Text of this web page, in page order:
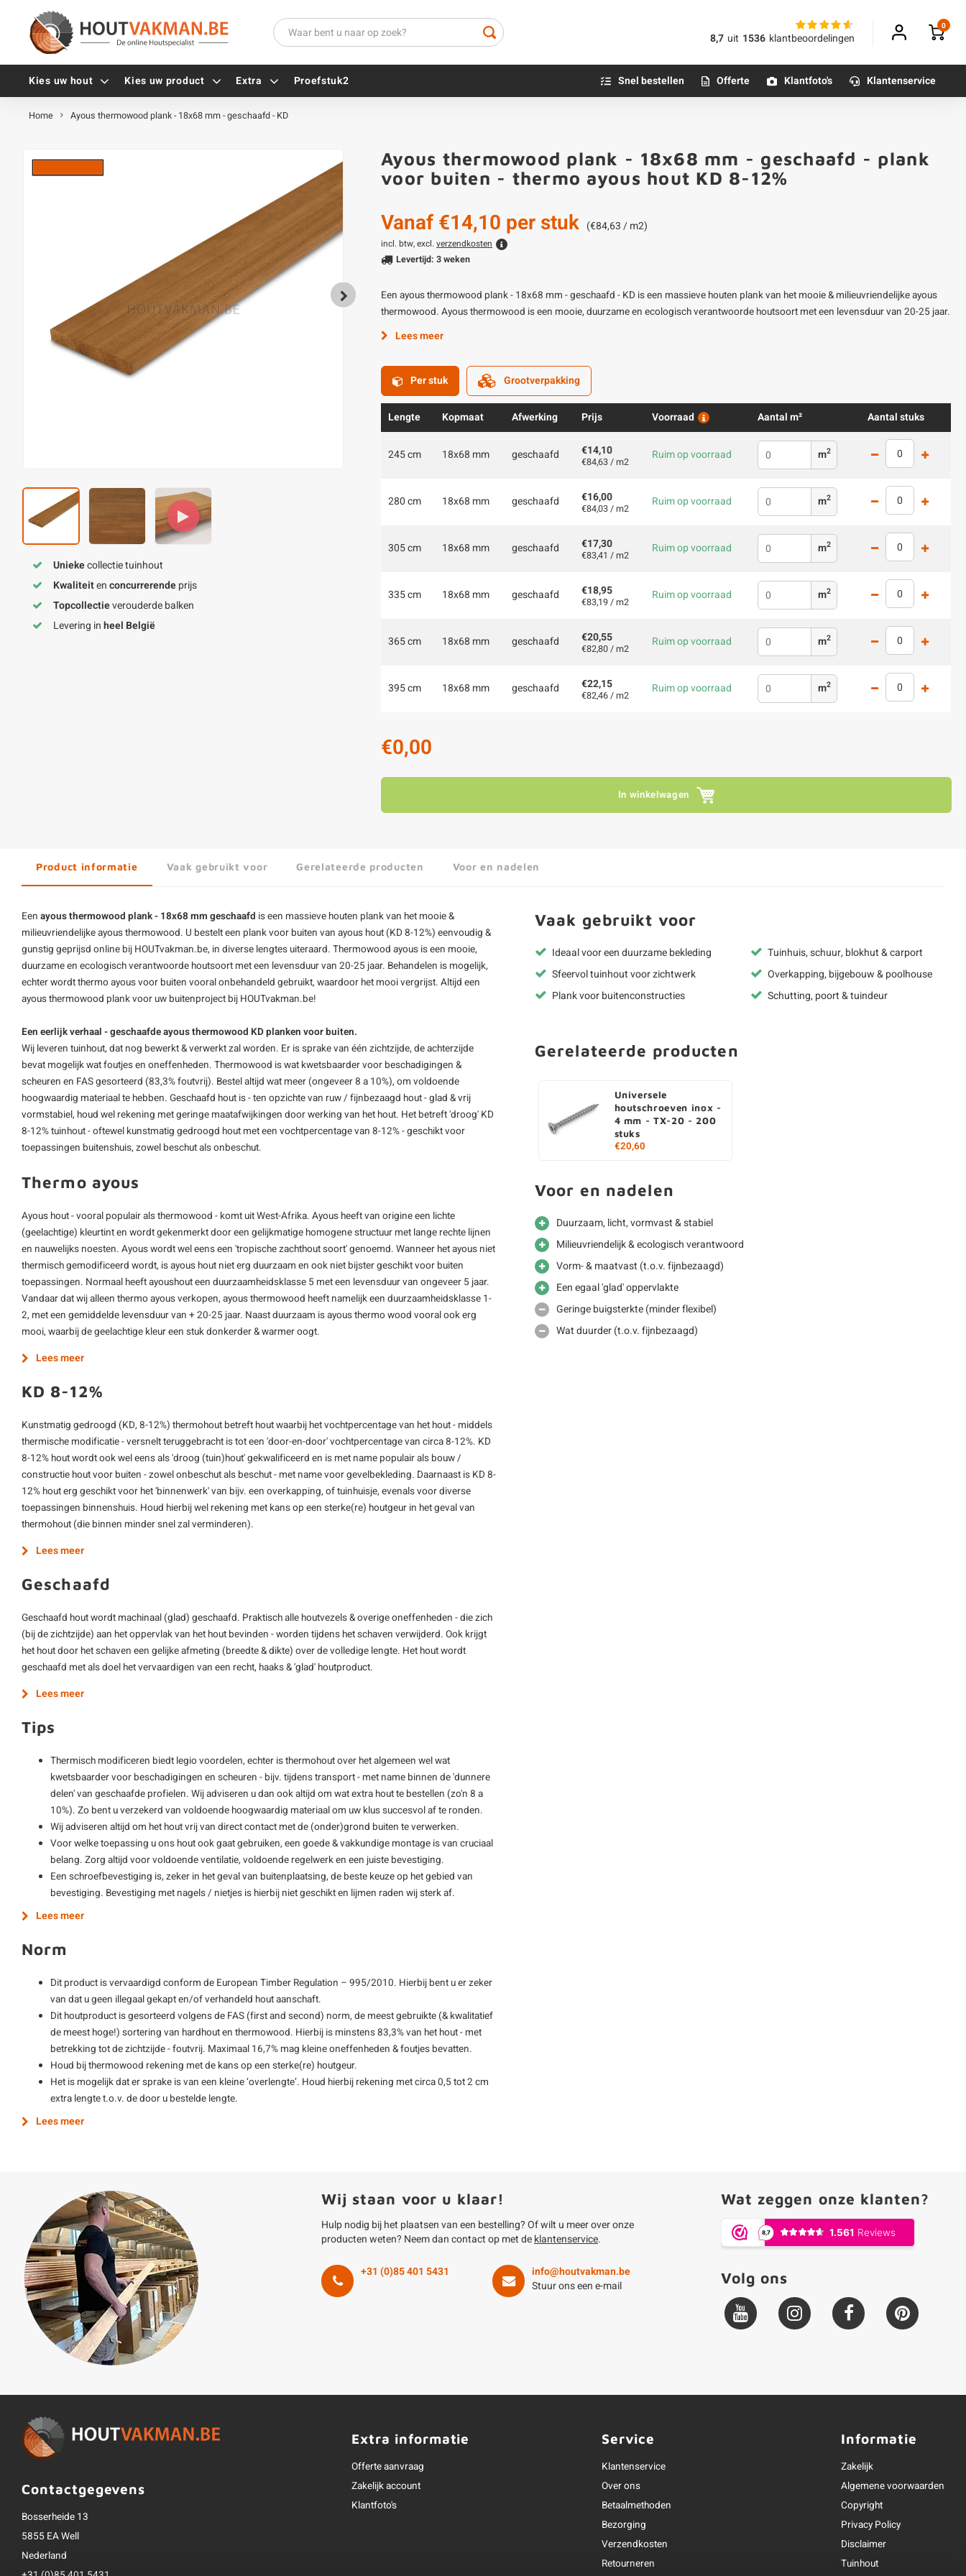
8,7 uit 1536 klantbeoordelingen
0
Kies uw hout Kies uw product Extra
Tellerkopschroeven
Hoekankers
Terrasdragers
PuraFix
Verbindingsstukken
Houten pennen
Blauwsteen sokkels
Olie - voor buiten
Impregneer
Olie en lak - voor binnen
Betonmortels
Alle poten & onderstellen
Proefstuk2 Snel bestellen Offerte Klantfoto's Klantenservice
Home Ayous thermowood plank - 18x68 mm - geschaafd - KD
Uniekecollectie tuinhout
Kwaliteitenconcurrerendeprijs
Topcollectieverouderde balken
Levering inheel België
Ayous thermowood plank - 18x68 mm - geschaafd - plank
voor buiten - thermo ayous hout KD 8-12%
Vanaf€14,10 per stuk (€84,63 / m2)
incl. btw, excl. verzendkosten
Levertijd: 3 weken
Een ayous thermowood plank - 18x68 mm - geschaafd - KD is een massieve houten plank van het mooie & milieuvriendelijke ayous
thermowood. Ayous thermowood is een mooie, duurzame en ecologisch verantwoorde houtsoort met een levensduur van 20-25 jaar.
Lees meer
Per stuk Grootverpakking
Lengte Kopmaat Afwerking Prijs Voorraad Aantal m² Aantal stuks
245 cm 18x68 mm geschaafd €14,10
€84,63 / m2 Ruim op voorraad m2
280 cm 18x68 mm geschaafd €16,00
€84,03 / m2 Ruim op voorraad m2
305 cm 18x68 mm geschaafd €17,30
€83,41 / m2 Ruim op voorraad m2
335 cm 18x68 mm geschaafd €18,95
€83,19 / m2 Ruim op voorraad m2
365 cm 18x68 mm geschaafd €20,55
€82,80 / m2 Ruim op voorraad m2
395 cm 18x68 mm geschaafd €22,15
€82,46 / m2 Ruim op voorraad m2
€0,00
In winkelwagen
Product informatie Vaak gebruikt voor Gerelateerde producten Voor en nadelen
Een ayous thermowood plank - 18x68 mm geschaafd is een massieve houten plank van het mooie &
milieuvriendelijke ayous thermowood. U bestelt een plank voor buiten van ayous hout (KD 8-12%) eenvoudig &
gunstig geprijsd online bij HOUTvakman.be, in diverse lengtes uiteraard. Thermowood ayous is een mooie,
duurzame en ecologisch verantwoorde houtsoort met een levensduur van 20-25 jaar. Behandelen is mogelijk,
echter wordt thermo ayous voor buiten vooral onbehandeld gebruikt, waardoor het mooi vergrijst. Altijd een
ayousthermowood plankvoor uw buitenproject bij HOUTvakman.be!
Een eerlijk verhaal - geschaafde ayous thermowood KD planken voor buiten.
Wij leveren tuinhout, dat nog bewerkt & verwerkt zal worden. Er is sprake van één zichtzijde, de achterzijde
bevat mogelijk wat foutjes en oneffenheden. Thermowood is wat kwetsbaarder voor beschadigingen &
scheuren en FAS gesorteerd (83,3% foutvrij). Bestel altijd wat meer (ongeveer 8 a 10%), om voldoende
hoogwaardig materiaal te hebben. Geschaafd hout is - ten opzichte van ruw / fijnbezaagd hout - glad & vrij
vormstabiel, houd wel rekening met geringe maatafwijkingen door werking van het hout. Het betreft 'droog' KD
8-12% tuinhout - oftewel kunstmatig gedroogd hout met een vochtpercentage van 8-12% - geschikt voor
toepassingen buitenshuis, zowel beschut als onbeschut.
Thermo ayous
Ayous hout - vooral populair als thermowood - komt uit West-Afrika. Ayous heeft van origine een lichte
(geelachtige) kleurtint en wordt gekenmerkt door een gelijkmatige homogene structuur met lange rechte lijnen
en nauwelijks noesten. Ayous wordt wel eens een 'tropische zachthout soort' genoemd. Wanneer het ayous niet
thermisch gemodificeerd wordt, is ayous hout niet erg duurzaam en ook niet bijster geschikt voor buiten
toepassingen. Normaal heeft ayoushout een duurzaamheidsklasse 5 met een levensduur van ongeveer 5 jaar.
Vandaar dat wij alleen thermo ayous verkopen, ayous thermowood heeft namelijk een duurzaamheidsklasse 1-
2, met een gemiddelde levensduur van + 20-25 jaar. Naast duurzaam is ayous thermo wood vooral ook erg
mooi, waarbij de geelachtige kleur een stuk donkerder & warmer oogt.
Lees meer
KD 8-12%
Kunstmatig gedroogd (KD, 8-12%) thermohout betreft hout waarbij het vochtpercentage van het hout - middels
thermische modificatie - versnelt teruggebracht is tot een 'door-en-door' vochtpercentage van circa 8-12%. KD
8-12% hout wordt ook wel eens als 'droog (tuin)hout' gekwalificeerd en is met name populair als bouw /
constructie hout voor buiten - zowel onbeschut als beschut - met name voor gevelbekleding. Daarnaast is KD 8-
12% hout erg geschikt voor het 'binnenwerk' van bijv. een overkapping, of tuinhuisje, evenals voor diverse
toepassingen binnenshuis. Houd hierbij wel rekening met kans op een sterke(re) houtgeur in het geval van
thermohout (die binnen minder snel zal verminderen).
Lees meer
Geschaafd
Geschaafd hout wordt machinaal (glad) geschaafd. Praktisch alle houtvezels & overige oneffenheden - die zich
(bij de zichtzijde) aan het oppervlak van het hout bevinden - worden tijdens het schaven verwijderd. Ook krijgt
het hout door het schaven een gelijke afmeting (breedte & dikte) over de volledige lengte. Het hout wordt
geschaafd met als doel het vervaardigen van een recht, haaks & 'glad' houtproduct.
Lees meer
Tips
Thermisch modificeren biedt legio voordelen, echter is thermohout over het algemeen wel wat
kwetsbaarder voor beschadigingen en scheuren - bijv. tijdens transport - met name binnen de 'dunnere
delen' van geschaafde profielen. Wij adviseren u dan ook altijd om wat extra hout te bestellen (zo'n 8 a
10%). Zo bent u verzekerd van voldoende hoogwaardig materiaal om uw klus succesvol af te ronden.
Wij adviseren altijd om het hout vrij van direct contact met de (onder)grond buiten te verwerken.
Voor welke toepassing u ons hout ook gaat gebruiken, een goede & vakkundige montage is van cruciaal
belang. Zorg altijd voor voldoende ventilatie, voldoende regelwerk en een juiste bevestiging.
Een schroefbevestiging is, zeker in het geval van buitenplaatsing, de beste keuze op het gebied van
bevestiging. Bevestiging met nagels / nietjes is hierbij niet geschikt en lijmen raden wij sterk af.
Lees meer
Norm
Dit product is vervaardigd conform de European Timber Regulation – 995/2010. Hierbij bent u er zeker
van dat u geen illegaal gekapt en/of verhandeld hout aanschaft.
Dit houtproduct is gesorteerd volgens de FAS (first and second) norm, de meest gebruikte (& kwalitatief
de meest hoge!) sortering van hardhout en thermowood. Hierbij is minstens 83,3% van het hout - met
betrekking tot de zichtzijde - foutvrij. Maximaal 16,7% mag kleine oneffenheden & foutjes bevatten.
Houd bij thermowood rekening met de kans op een sterke(re) houtgeur.
Het is mogelijk dat er sprake is van een kleine ‘overlengte’. Houd hierbij rekening met circa 0,5 tot 2 cm
extra lengte t.o.v. de door u bestelde lengte.
Lees meer
Vaak gebruikt voor
Ideaal voor een duurzame bekleding
Sfeervol tuinhout voor zichtwerk
Plank voor buitenconstructies
Tuinhuis, schuur, blokhut & carport
Overkapping, bijgebouw & poolhouse
Schutting, poort & tuindeur
Gerelateerde producten
Universele
houtschroeven inox -
4 mm - TX-20 - 200
stuks
€20,60
Voor en nadelen
Duurzaam, licht, vormvast & stabiel
Milieuvriendelijk & ecologisch verantwoord
Vorm- & maatvast (t.o.v. fijnbezaagd)
Een egaal 'glad' oppervlakte
Geringe buigsterkte (minder flexibel)
Wat duurder (t.o.v. fijnbezaagd)
Wij staan voor u klaar!
Hulp nodig bij het plaatsen van een bestelling? Of wilt u meer over onze
producten weten? Neem dan contact op met deklantenservice.
+31 (0)85 401 5431
info@houtvakman.be
Stuur ons een e-mail
Wat zeggen onze klanten?
Volg ons
Contactgegevens
Bosserheide 13
5855 EA Well
Nederland
Extra informatie
Offerte aanvraag
Zakelijk account
Klantfoto's
Service
Klantenservice
Over ons
Betaalmethoden
Bezorging
Verzendkosten
Retourneren
Informatie
Zakelijk
Algemene voorwaarden
Copyright
Privacy Policy
Disclaimer
Tuinhout